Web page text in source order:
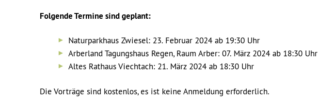
Folgende Termine sind geplant:
Naturparkhaus Zwiesel: 23. Februar 2024 ab 19:30 Uhr
Arberland Tagungshaus Regen, Raum Arber: 07. März 2024 ab 18:30 Uhr
Altes Rathaus Viechtach: 21. März 2024 ab 18:30 Uhr
Die Vorträge sind kostenlos, es ist keine Anmeldung erforderlich.